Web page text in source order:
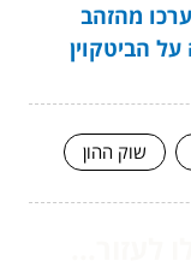
מהזהב
הביטקוין
שוק ההון